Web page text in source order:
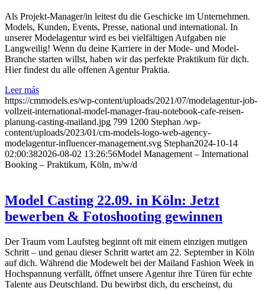
Als Projekt-Manager/in leitest du die Geschicke im Unternehmen.
Models, Kunden, Events, Presse, national und international. In
unserer Modelagentur wird es bei vielfältigen Aufgaben nie
Langweilig! Wenn du deine Karriere in der Mode- und Model-
Branche starten willst, haben wir das perfekte Praktikum für dich.
Hier findest du alle offenen Agentur Praktia.
Leer más
https://cmmodels.es/wp-content/uploads/2021/07/modelagentur-job-
vollzeit-international-model-manager-frau-notebook-cafe-reisen-
planung-casting-mailand.jpg 799 1200 Stephan /wp-
content/uploads/2023/01/cm-models-logo-web-agency-
modelagentur-influencer-management.svg Stephan2024-10-14
02:00:382026-08-02 13:26:56Model Management – International
Booking – Praktikum, Köln, m/w/d
Model Casting 22.09. in Köln: Jetzt
bewerben & Fotoshooting gewinnen
Der Traum vom Laufsteg beginnt oft mit einem einzigen mutigen
Schritt – und genau dieser Schritt wartet am 22. September in Köln
auf dich. Während die Modewelt bei der Mailand Fashion Week in
Hochspannung verfällt, öffnet unsere Agentur ihre Türen für echte
Talente aus Deutschland. Du bewirbst dich, du erscheinst, du